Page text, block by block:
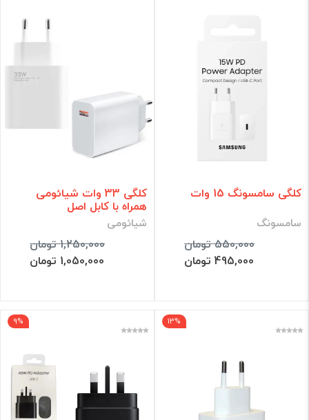
کلگی سامسونگ 15 وات
سامسونگ
550,000 تومان
495,000 تومان
کلگی 33 وات شیائومی
همراه با کابل اصل
شیائومی
1,250,000 تومان
1,050,000 تومان
13%
9%